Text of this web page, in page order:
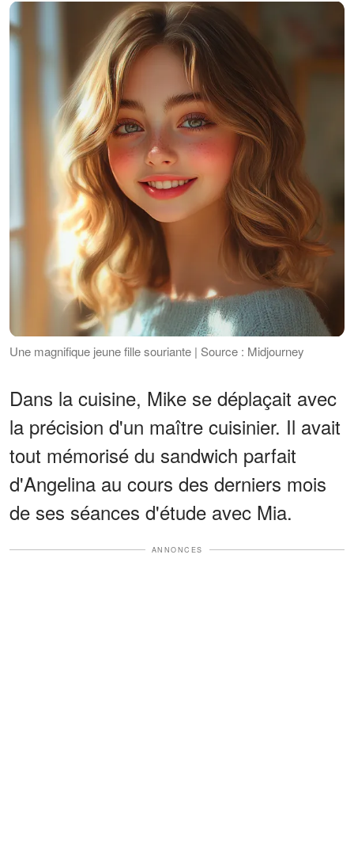
Une magnifique jeune fille souriante | Source : Midjourney
Dans la cuisine, Mike se déplaçait avec
la précision d'un maître cuisinier. Il avait
tout mémorisé du sandwich parfait
d'Angelina au cours des derniers mois
de ses séances d'étude avec Mia.
ANNONCES